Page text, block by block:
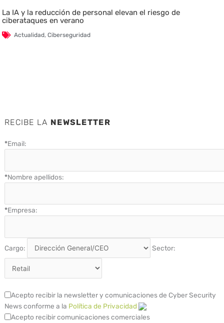
La IA y la reducción de personal elevan el riesgo de
ciberataques en verano
Actualidad,Ciberseguridad
RECIBE LA NEWSLETTER
*Email:
*Nombre apellidos:
*Empresa:
Cargo: Sector:
Acepto recibir la newsletter y comunicaciones de Cyber Security
News conforme a la Política de Privacidad
Acepto recibir comunicaciones comerciales